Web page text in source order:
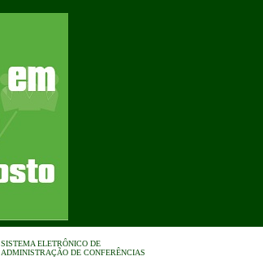
SISTEMA ELETRÔNICO DE
ADMINISTRAÇÃO DE CONFERÊNCIAS